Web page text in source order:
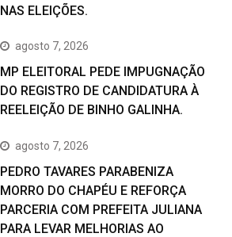
NAS ELEIÇÕES.
agosto 7, 2026
MP ELEITORAL PEDE IMPUGNAÇÃO
DO REGISTRO DE CANDIDATURA À
REELEIÇÃO DE BINHO GALINHA.
agosto 7, 2026
PEDRO TAVARES PARABENIZA
MORRO DO CHAPÉU E REFORÇA
PARCERIA COM PREFEITA JULIANA
PARA LEVAR MELHORIAS AO